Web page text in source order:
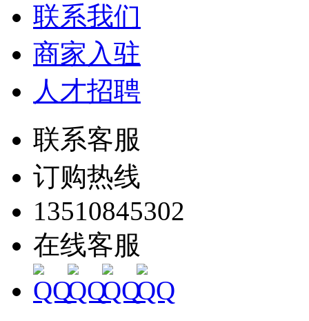
联系我们
商家入驻
人才招聘
联系客服
订购热线
13510845302
在线客服